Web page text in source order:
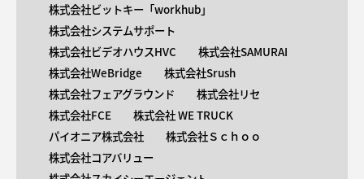
株式会社ビットキー「workhub」
株式会社システムサポート
株式会社ビデオハウスHVC
株式会社SAMURAI
株式会社WeBridge
株式会社Srush
株式会社フェアグラウンド
株式会社リセ
株式会社FCE
株式会社 WE TRUCK
パイオニア株式会社
株式会社Ｓｃｈｏｏ
株式会社コアバリュー